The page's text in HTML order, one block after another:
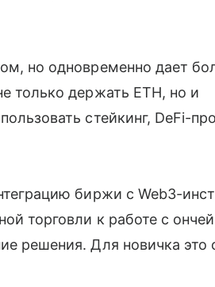
но одновременно дает
только держать ETH, но и
стейкинг, DeFi-
биржи с Web3-
торговли к работе с
решения. Для новичка это